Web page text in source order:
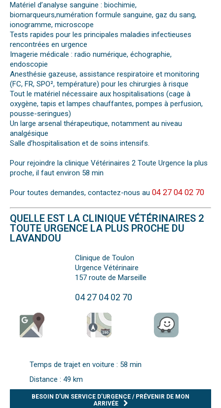
Matériel d’analyse sanguine : biochimie,
biomarqueurs,numération formule sanguine, gaz du sang,
ionogramme, microscope
Tests rapides pour les principales maladies infectieuses
rencontrées en urgence
Imagerie médicale : radio numérique, échographie,
endoscopie
Anesthésie gazeuse, assistance respiratoire et monitoring
(FC, FR, SPO², température) pour les chirurgies à risque
Tout le matériel nécessaire aux hospitalisations (cage à
oxygène, tapis et lampes chauffantes, pompes à perfusion,
pousse-seringues)
Un large arsenal thérapeutique, notamment au niveau
analgésique
Salle d’hospitalisation et de soins intensifs.
Pour rejoindre la clinique Vétérinaires 2 Toute Urgence la plus
proche, il faut environ 58 min
Pour toutes demandes, contactez-nous au 04 27 04 02 70
QUELLE EST LA CLINIQUE VÉTÉRINAIRES 2
TOUTE URGENCE LA PLUS PROCHE DU
LAVANDOU
Clinique de Toulon
Urgence Vétérinaire
157 route de Marseille
04 27 04 02 70
Temps de trajet en voiture : 58 min
Distance : 49 km
BESOIN D’UN SERVICE D’URGENCE / PRÉVENIR DE MON
ARRIVÉE